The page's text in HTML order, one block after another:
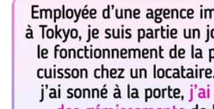
yeux du public. En prenant un peu de recul,
que tout peut être source de créativité.